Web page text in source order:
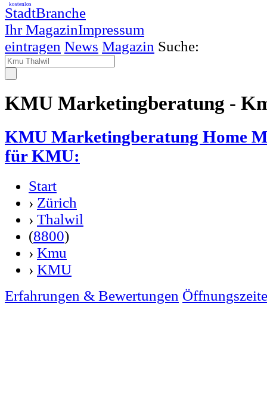
StadtBranche
Ihr MagazinImpressum
kostenlos
eintragen News Magazin Suche:
KMU Marketingberatung -
KMU Marketingberatung Home
für KMU:
Start
› Zürich
› Thalwil
(8800)
› Kmu
› KMU
Erfahrungen & Bewertungen